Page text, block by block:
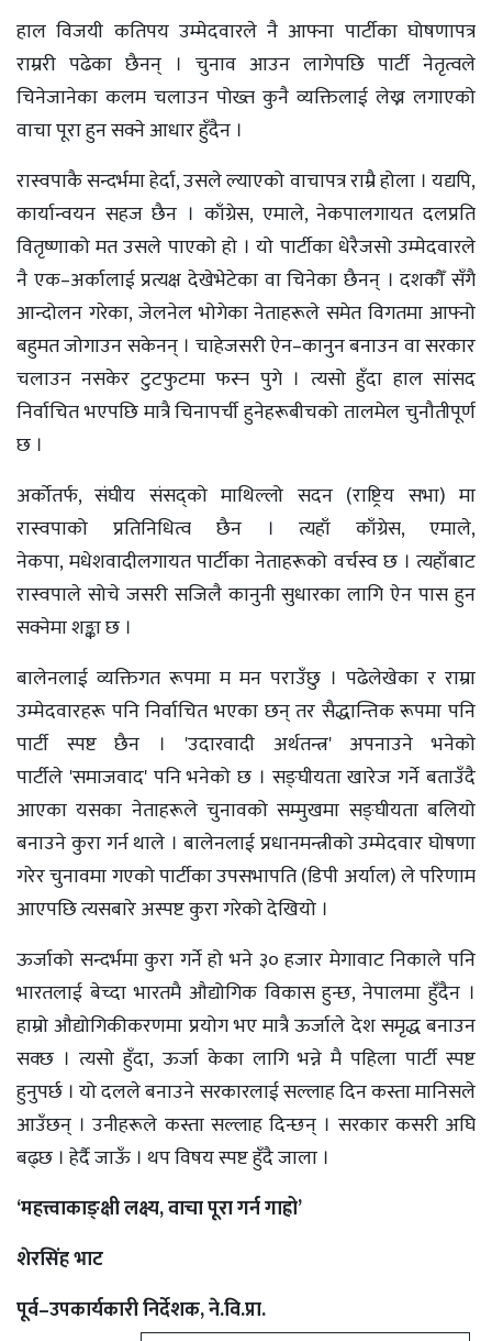
हाल विजयी कतिपय उम्मेदवारले नै आफ्ना पार्टीका घोषणापत्र
राम्ररी पढेका छैनन् । चुनाव आउन लागेपछि पार्टी नेतृत्वले
चिनेजानेका कलम चलाउन पोख्त कुनै व्यक्तिलाई लेख्न लगाएको
वाचा पूरा हुन सक्ने आधार हुँदैन ।
रास्वपाकै सन्दर्भमा हेर्दा, उसले ल्याएको वाचापत्र राम्रै होला । यद्यपि,
कार्यान्वयन सहज छैन । काँग्रेस, एमाले, नेकपालगायत दलप्रति
वितृष्णाको मत उसले पाएको हो । यो पार्टीका धेरैजसो उम्मेदवारले
नै एक–अर्कालाई प्रत्यक्ष देखेभेटेका वा चिनेका छैनन् । दशकौँ सँगै
आन्दोलन गरेका, जेलनेल भोगेका नेताहरूले समेत विगतमा आफ्नो
बहुमत जोगाउन सकेनन् । चाहेजसरी ऐन–कानुन बनाउन वा सरकार
चलाउन नसकेर टुटफुटमा फस्न पुगे । त्यसो हुँदा हाल सांसद
निर्वाचित भएपछि मात्रै चिनापर्ची हुनेहरूबीचको तालमेल चुनौतीपूर्ण
छ ।
अर्कोतर्फ, संघीय संसद्को माथिल्लो सदन (राष्ट्रिय सभा) मा
रास्वपाको प्रतिनिधित्व छैन । त्यहाँ काँग्रेस, एमाले,
नेकपा, मधेशवादीलगायत पार्टीका नेताहरूको वर्चस्व छ । त्यहाँबाट
रास्वपाले सोचे जसरी सजिलै कानुनी सुधारका लागि ऐन पास हुन
सक्नेमा शङ्का छ ।
बालेनलाई व्यक्तिगत रूपमा म मन पराउँछु । पढेलेखेका र राम्रा
उम्मेदवारहरू पनि निर्वाचित भएका छन् तर सैद्धान्तिक रूपमा पनि
पार्टी स्पष्ट छैन । 'उदारवादी अर्थतन्त्र' अपनाउने भनेकाे
पार्टीले 'समाजवाद' पनि भनेको छ । सङ्घीयता खारेज गर्ने बताउँदै
आएका यसका नेताहरूले चुनावको सम्मुखमा सङ्घीयता बलियो
बनाउने कुरा गर्न थाले । बालेनलाई प्रधानमन्त्रीको उम्मेदवार घोषणा
गरेर चुनावमा गएको पार्टीका उपसभापति (डिपी अर्याल) ले परिणाम
आएपछि त्यसबारे अस्पष्ट कुरा गरेको देखियो ।
ऊर्जाको सन्दर्भमा कुरा गर्ने हो भने ३० हजार मेगावाट निकाले पनि
भारतलाई बेच्दा भारतमै औद्योगिक विकास हुन्छ, नेपालमा हुँदैन ।
हाम्रो औद्योगिकीकरणमा प्रयोग भए मात्रै ऊर्जाले देश समृद्ध बनाउन
सक्छ । त्यसो हुँदा, ऊर्जा केका लागि भन्ने मै पहिला पार्टी स्पष्ट
हुनुपर्छ । यो दलले बनाउने सरकारलाई सल्लाह दिन कस्ता मानिसले
आउँछन् । उनीहरूले कस्ता सल्लाह दिन्छन् । सरकार कसरी अघि
बढ्छ । हेर्दै जाऊँ । थप विषय स्पष्ट हुँदै जाला ।
‘महत्त्वाकाङ्क्षी लक्ष्य, वाचा पूरा गर्न गाह्रो’
शेरसिंह भाट
पूर्व–उपकार्यकारी निर्देशक, ने.वि.प्रा.